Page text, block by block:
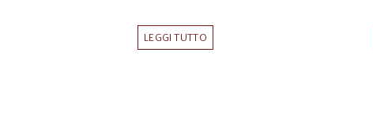
LEGGI TUTTO